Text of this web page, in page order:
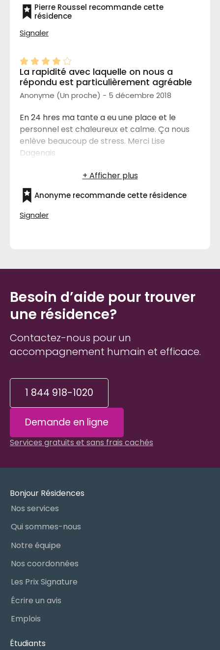
famille ou jamais je n'ai eu d'inquiétude pour
ma petite maman, aussi vulnérable qu' elle
la maison. Milles MERCI pour tout l'amour, la
toute la famille. On vous aimes!!😍
Pierre Roussel recommande cette
résidence
Signaler
La rapidité avec laquelle on nous a
répondu est particulièrement agréable
Anonyme (Un proche) - 5 décembre 2018
En 24 hres ma tante a eu une place et le
personnel est chaleureux et calme. Ça nous
enlève beaucoup de stress. Merci Lise
Dagenais
Anonyme recommande cette résidence
Signaler
Besoin d’aide pour trouver
une résidence?
Contactez-nous pour un
accompagnement humain et efficace.
1 844 918-1020
Demande en ligne
Services gratuits et sans frais cachés
Bonjour Résidences
Nos services
Qui sommes-nous
Notre équipe
Nos coordonnées
Les Prix Signature
Écrire un avis
Emplois
Étudiants